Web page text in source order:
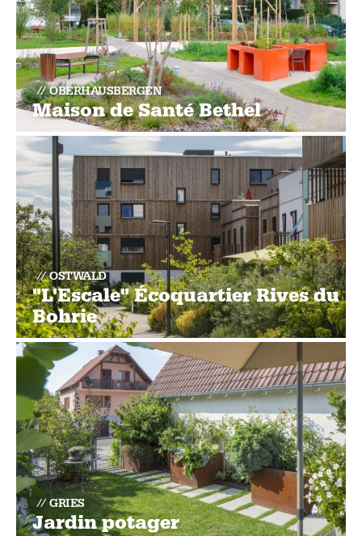
OBERHAUSBERGEN
Maison de Santé Bethel
OSTWALD
"L'Escale" Écoquartier Rives du
Bohrie
GRIES
Jardin potager